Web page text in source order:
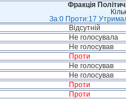
Фракція
За:0 Проти:17
Відсутній
Не голосувала
Не голосував
Проти
Не голосував
Не голосував
Проти
Проти